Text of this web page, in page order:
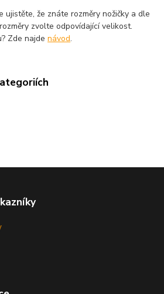
ujistěte, že znáte rozměry nožičky a dle
zvolte odpovídající velikost.
Zde najdenávod.